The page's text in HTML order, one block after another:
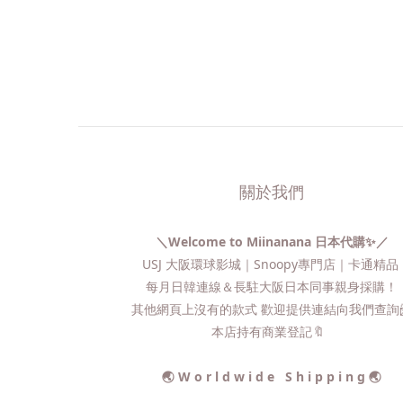
關於我們
＼Welcome to Miinanana 日本代購✨／
USJ 大阪環球影城｜Snoopy專門店｜卡通精
每月日韓連線＆長駐大阪日本同事親身採購！
其他網頁上沒有的款式 歡迎提供連結向我們查詢
本店持有商業登記🔖
🌏 W o r l d w i d e S h i p p i n g 🌏